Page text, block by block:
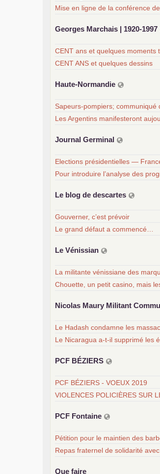
Mise en ligne de la conférence
Georges Marchais | 1920-1997
CENT ans et quelques moments
CENT ANS et quelques dessins
Haute-Normandie
Sapeurs-pompiers; communiqué
Les Argentins manifesteront
Journal Germinal
Elections présidentielles —
Pour introduire l’analyse des
Le blog de descartes
Gouverner, c’est prévoir
Le grand défaut a commencé…
Le Vénissian
La militante vénissiane des
Chouette, un petit casino, mais
Nicolas Maury Militant
Le Hadash condamne les
Le Nicaragua a-t-il supprimé les
PCF BÉZIERS
PCF BÉZIERS - VOEUX 2019
VIOLENCES POLICIÈRES SUR
PCF Fontaine
Pétition pour le maintien des
Repas fraternel de solidarité
Que faire